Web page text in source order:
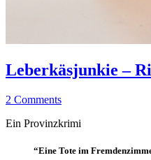
–
Rita
·
Kriminalromane
Thriller
Leberkäsjunkie –
25.
202325.
Elly
2 Comments
Ein Provinzkrimi
“Eine Tote im